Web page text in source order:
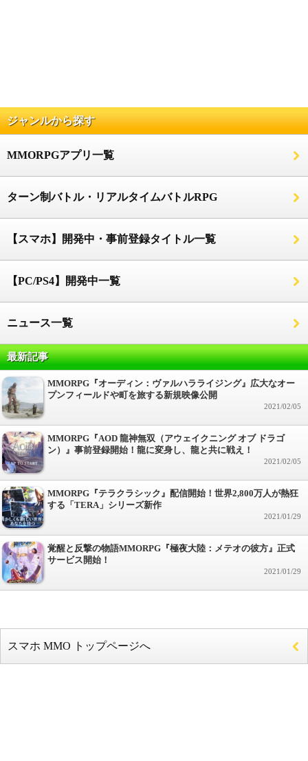
ジャンルから探す
MMORPGアプリ一覧
ターン制バトル・リアルタイムバトルRPG
【スマホ】開発中・事前登録タイトル一覧
【PC/PS4】開発中一覧
ニュース一覧
最新記事
MMORPG『オーディン：ヴァルハラライジング』広大なオー
プンフィールドや町を旅する新規映像公開
2021/02/05
MMORPG『AOD 龍神無双（アウェイクニング オブ ドラゴ
ン）』事前登録開始！龍に変身し、龍と共に戦え！
2021/02/05
MMORPG『テラクラシック』配信開始！世界2,800万人が熱狂
する「TERA」シリーズ新作
2021/01/29
覚醒と反撃の物語MMORPG『極夜大陸：メテオの彼方』正式
サービス開始！
2021/01/29
スマホ MMO トップページへ